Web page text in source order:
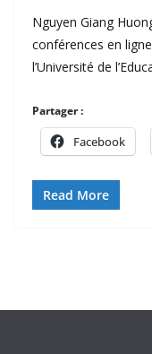
Nguyen Giang
conférences en
l’Université de
Partager :
Facebook
Read More